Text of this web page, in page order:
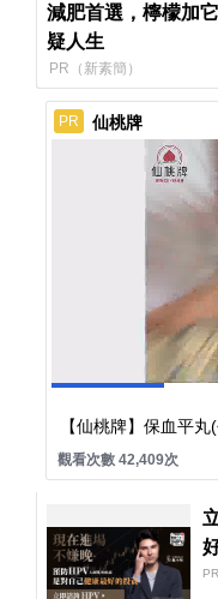
減肥首選，檸檬加
疑人生
PR（新素簡）
PR 仙桃牌
【仙桃牌】保血平
觀看次數 42,409次